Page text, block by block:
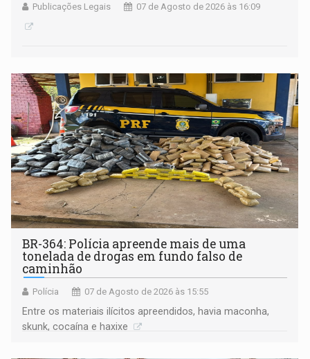
Publicações Legais 07 de Agosto de 2026 às 16:09
BR-364: Polícia apreende mais de uma
tonelada de drogas em fundo falso de
caminhão
Polícia 07 de Agosto de 2026 às 15:55
Entre os materiais ilícitos apreendidos, havia maconha,
skunk, cocaína e haxixe